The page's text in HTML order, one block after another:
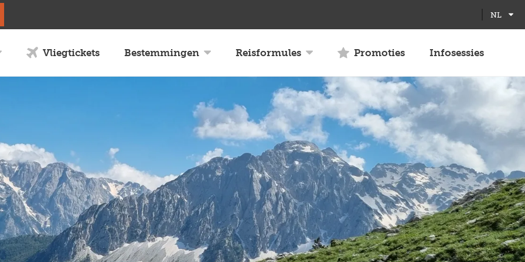
NL
Vliegtickets Bestemmingen Reisformules Promoties Infosessies
screen